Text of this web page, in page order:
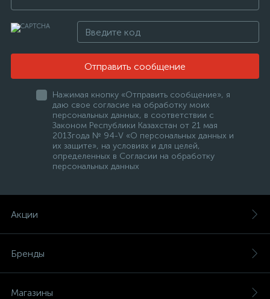
Отправить сообщение
Нажимая кнопку «Отправить сообщение», я
даю свое согласие на обработку моих
персональных данных, в соответствии с
Законом Республики Казахстан от 21 мая
2013года № 94-V «О персональных данных и
их защите», на условиях и для целей,
определенных в Согласии на обработку
персональных данных
Акции
Бренды
Магазины